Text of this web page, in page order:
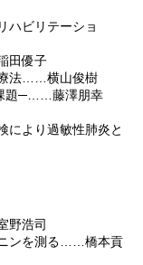
ハビリテーショ
田優子
法……横山俊樹
題─……藤澤朋幸
により過敏性肺炎と
野浩司
ンを測る……橋本貢